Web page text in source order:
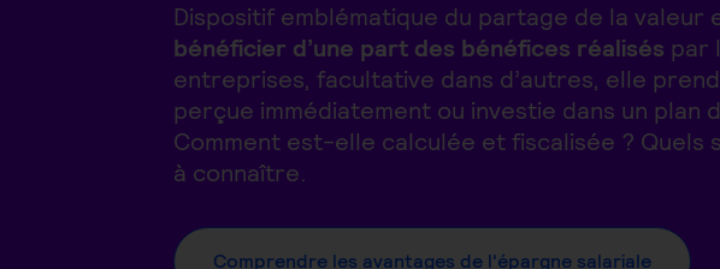
Dispositif emblématique du partage de la
bénéficier d’une part des bénéfices réalisés par
entreprises, facultative dans d’autres, elle
perçue immédiatement ou investie dans un plan
Comment est-elle calculée et fiscalisée ? Quels
à connaître.
Comprendre les avantages de l'épargne salariale